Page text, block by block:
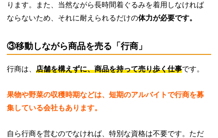
ります。また、当然ながら長時間着ぐるみを着用しなければ
ならないため、それに耐えられるだけの体力が必要です。
③移動しながら商品を売る「行商」
行商は、店舗を構えずに、商品を持って売り歩く仕事です。
果物や野菜の収穫時期などは、短期のアルバイトで行商を募
集している会社もあります。
自ら行商を営むのでなければ、特別な資格は不要です。ただ